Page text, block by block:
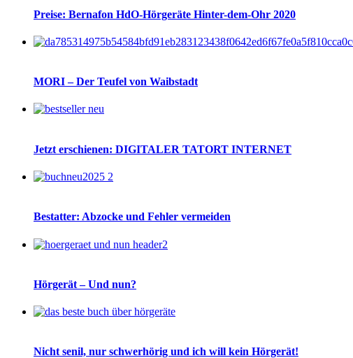
Preise: Bernafon HdO-Hörgeräte Hinter-dem-Ohr 2020
MORI – Der Teufel von Waibstadt
Jetzt erschienen: DIGITALER TATORT INTERNET
Bestatter: Abzocke und Fehler vermeiden
Hörgerät – Und nun?
Nicht senil, nur schwerhörig und ich will kein Hörgerät!